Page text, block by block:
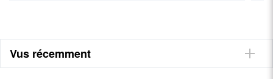
Vus récemment